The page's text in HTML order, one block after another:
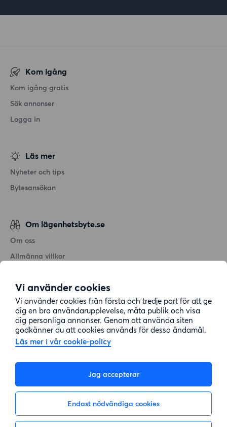
Vi använder cookies
Vi använder cookies från första och tredje part för att ge
dig en bra användarupplevelse, mäta publik och visa
dig personliga annonser. Genom att använda siten
godkänner du att cookies används för dessa ändamål.
Läs mer i vår cookie-policy
Jag accepterar
Endast nödvändiga cookies
Kom igång
Kom igång gratis
Sök annonser
Logga in
Läs mer
Nyheter och tips
Bytesansökan
Om lägenhetsbyte.se
Om oss
Allmänna villkor
Cookiepolicy
Sitemap
Kundtjänst
08-22 00 90
E-post: